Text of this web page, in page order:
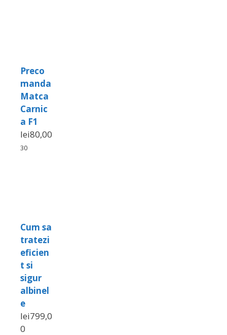
Preco
manda
Matca
Carnic
a F1
lei80,00
30
Cum sa
tratezi
eficien
t si
sigur
albinel
e
lei799,0
0